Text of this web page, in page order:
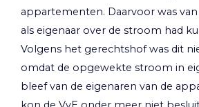
appartementen. Daarvoor was
als eigenaar over de stroom had
Volgens het gerechtshof was dit
omdat de opgewekte stroom in
bleef van de eigenaren van de